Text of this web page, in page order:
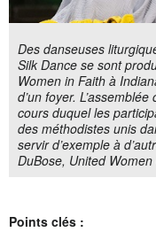
Des danseuses
Silk Dance se sont
Women in Faith à
d’un foyer.
cours duquel les
des méthodistes unis
servir d’exemple à
DuBose, United Women
Points clés :